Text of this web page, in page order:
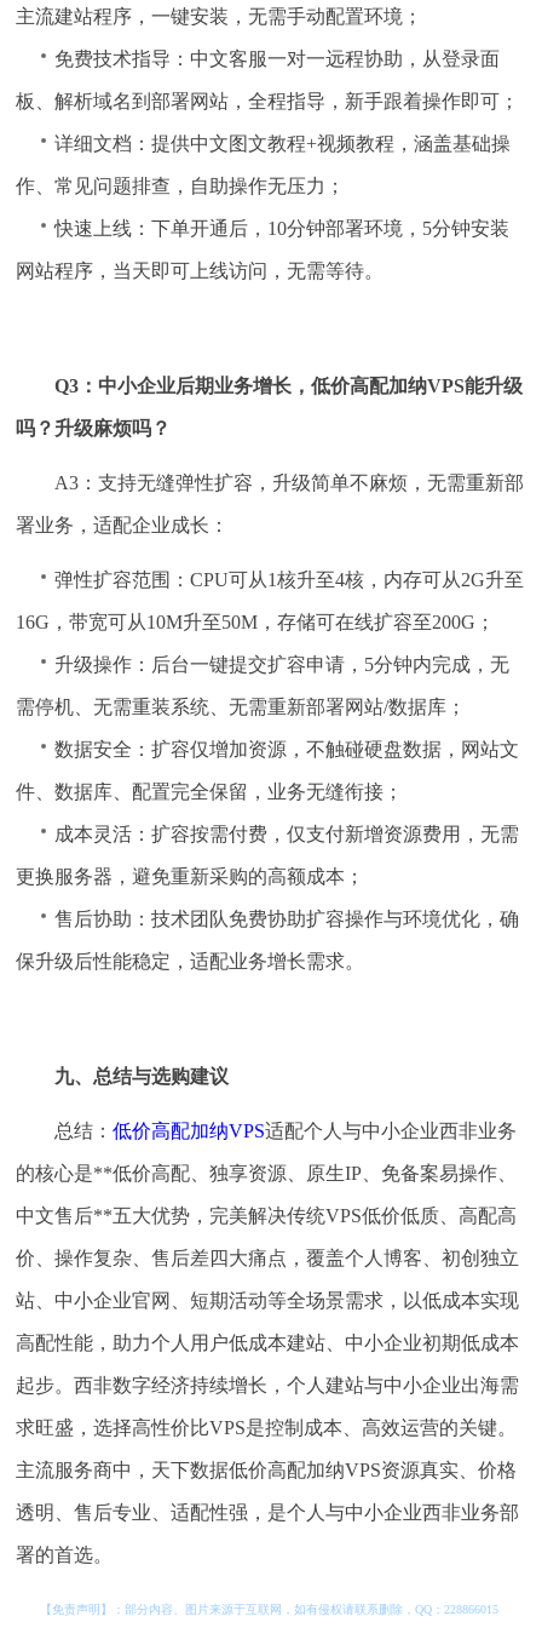
主流建站程序，一键安装，无需手动配置环境；
免费技术指导：中文客服一对一远程协助，从登录面
板、解析域名到部署网站，全程指导，新手跟着操作即可；
详细文档：提供中文图文教程+视频教程，涵盖基础操
作、常见问题排查，自助操作无压力；
快速上线：下单开通后，10分钟部署环境，5分钟安装
网站程序，当天即可上线访问，无需等待。
Q3：中小企业后期业务增长，低价高配加纳VPS能升级
吗？升级麻烦吗？
A3：支持无缝弹性扩容，升级简单不麻烦，无需重新部
署业务，适配企业成长：
弹性扩容范围：CPU可从1核升至4核，内存可从2G升至
16G，带宽可从10M升至50M，存储可在线扩容至200G；
升级操作：后台一键提交扩容申请，5分钟内完成，无
需停机、无需重装系统、无需重新部署网站/数据库；
数据安全：扩容仅增加资源，不触碰硬盘数据，网站文
件、数据库、配置完全保留，业务无缝衔接；
成本灵活：扩容按需付费，仅支付新增资源费用，无需
更换服务器，避免重新采购的高额成本；
售后协助：技术团队免费协助扩容操作与环境优化，确
保升级后性能稳定，适配业务增长需求。
九、总结与选购建议
总结：低价高配加纳VPS适配个人与中小企业西非业务
的核心是**低价高配、独享资源、原生IP、免备案易操作、
中文售后**五大优势，完美解决传统VPS低价低质、高配高
价、操作复杂、售后差四大痛点，覆盖个人博客、初创独立
站、中小企业官网、短期活动等全场景需求，以低成本实现
高配性能，助力个人用户低成本建站、中小企业初期低成本
起步。西非数字经济持续增长，个人建站与中小企业出海需
求旺盛，选择高性价比VPS是控制成本、高效运营的关键。
主流服务商中，天下数据低价高配加纳VPS资源真实、价格
透明、售后专业、适配性强，是个人与中小企业西非业务部
署的首选。
【免责声明】：部分内容、图片来源于互联网，如有侵权请联系删除，QQ：228866015